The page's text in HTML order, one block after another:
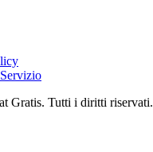
Gratis. Tutti i diritti riservati.